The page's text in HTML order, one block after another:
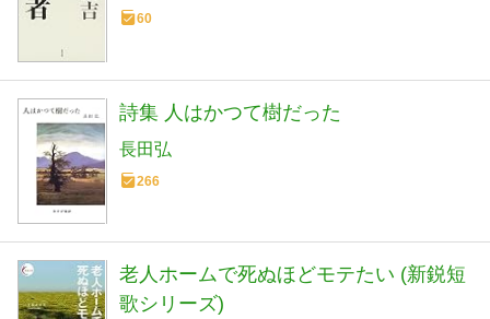
60
詩集 人はかつて樹だった
長田弘
266
老人ホームで死ぬほどモテたい (新鋭短
歌シリーズ)